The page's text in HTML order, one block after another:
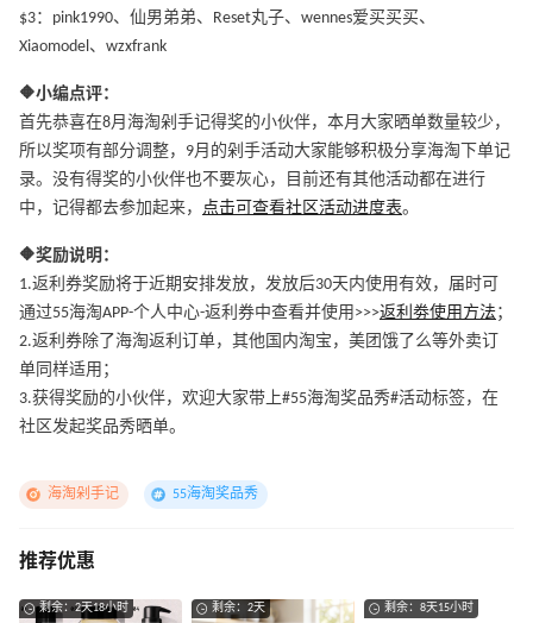
$3：pink1990、仙男弟弟、Reset丸子、wennes爱买买买、
Xiaomodel、wzxfrank
🔶小编点评：
首先恭喜在8月海淘剁手记得奖的小伙伴，本月大家晒单数量较少，
所以奖项有部分调整，9月的剁手活动大家能够积极分享海淘下单记
录。没有得奖的小伙伴也不要灰心，目前还有其他活动都在进行
中，记得都去参加起来， 点击可查看社区活动进度表。
🔶奖励说明：
1.返利券奖励将于近期安排发放，发放后30天内使用有效，届时可
通过55海淘APP-个人中心-返利券中查看并使用>>>返利劵使用方法；
2.返利券除了海淘返利订单，其他国内淘宝，美团饿了么等外卖订
单同样适用；
3.获得奖励的小伙伴，欢迎大家带上#55海淘奖品秀#活动标签，在
社区发起奖品秀晒单。
海淘剁手记 55海淘奖品秀
推荐优惠
剩余：2天18小时 剩余：2天 剩余：8天15小时